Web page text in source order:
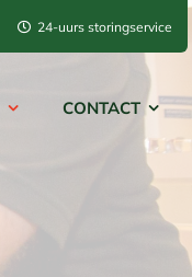
24-uurs storingservice
CONTACT